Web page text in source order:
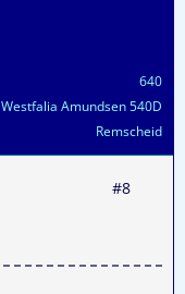
640
Westfalia Amundsen 540D
Remscheid
#8